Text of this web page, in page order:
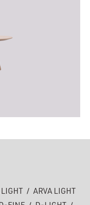
/ ARVA LIGHT